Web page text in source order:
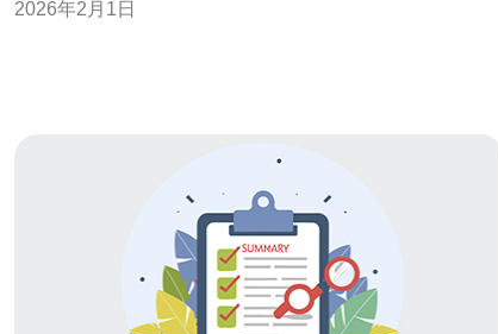
助您做出明智的决策。 市场概述 随着云计算技术的快速发
2026年2月1日